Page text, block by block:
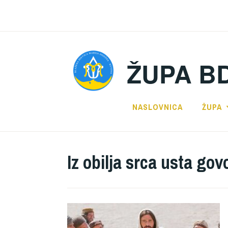
ŽUPA
NASLOVNICA ŽUPA
Iz obilja srca usta